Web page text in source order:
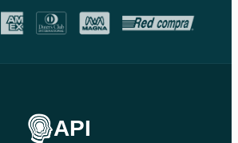
API